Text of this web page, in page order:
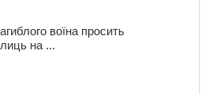
воїна просить
на ...